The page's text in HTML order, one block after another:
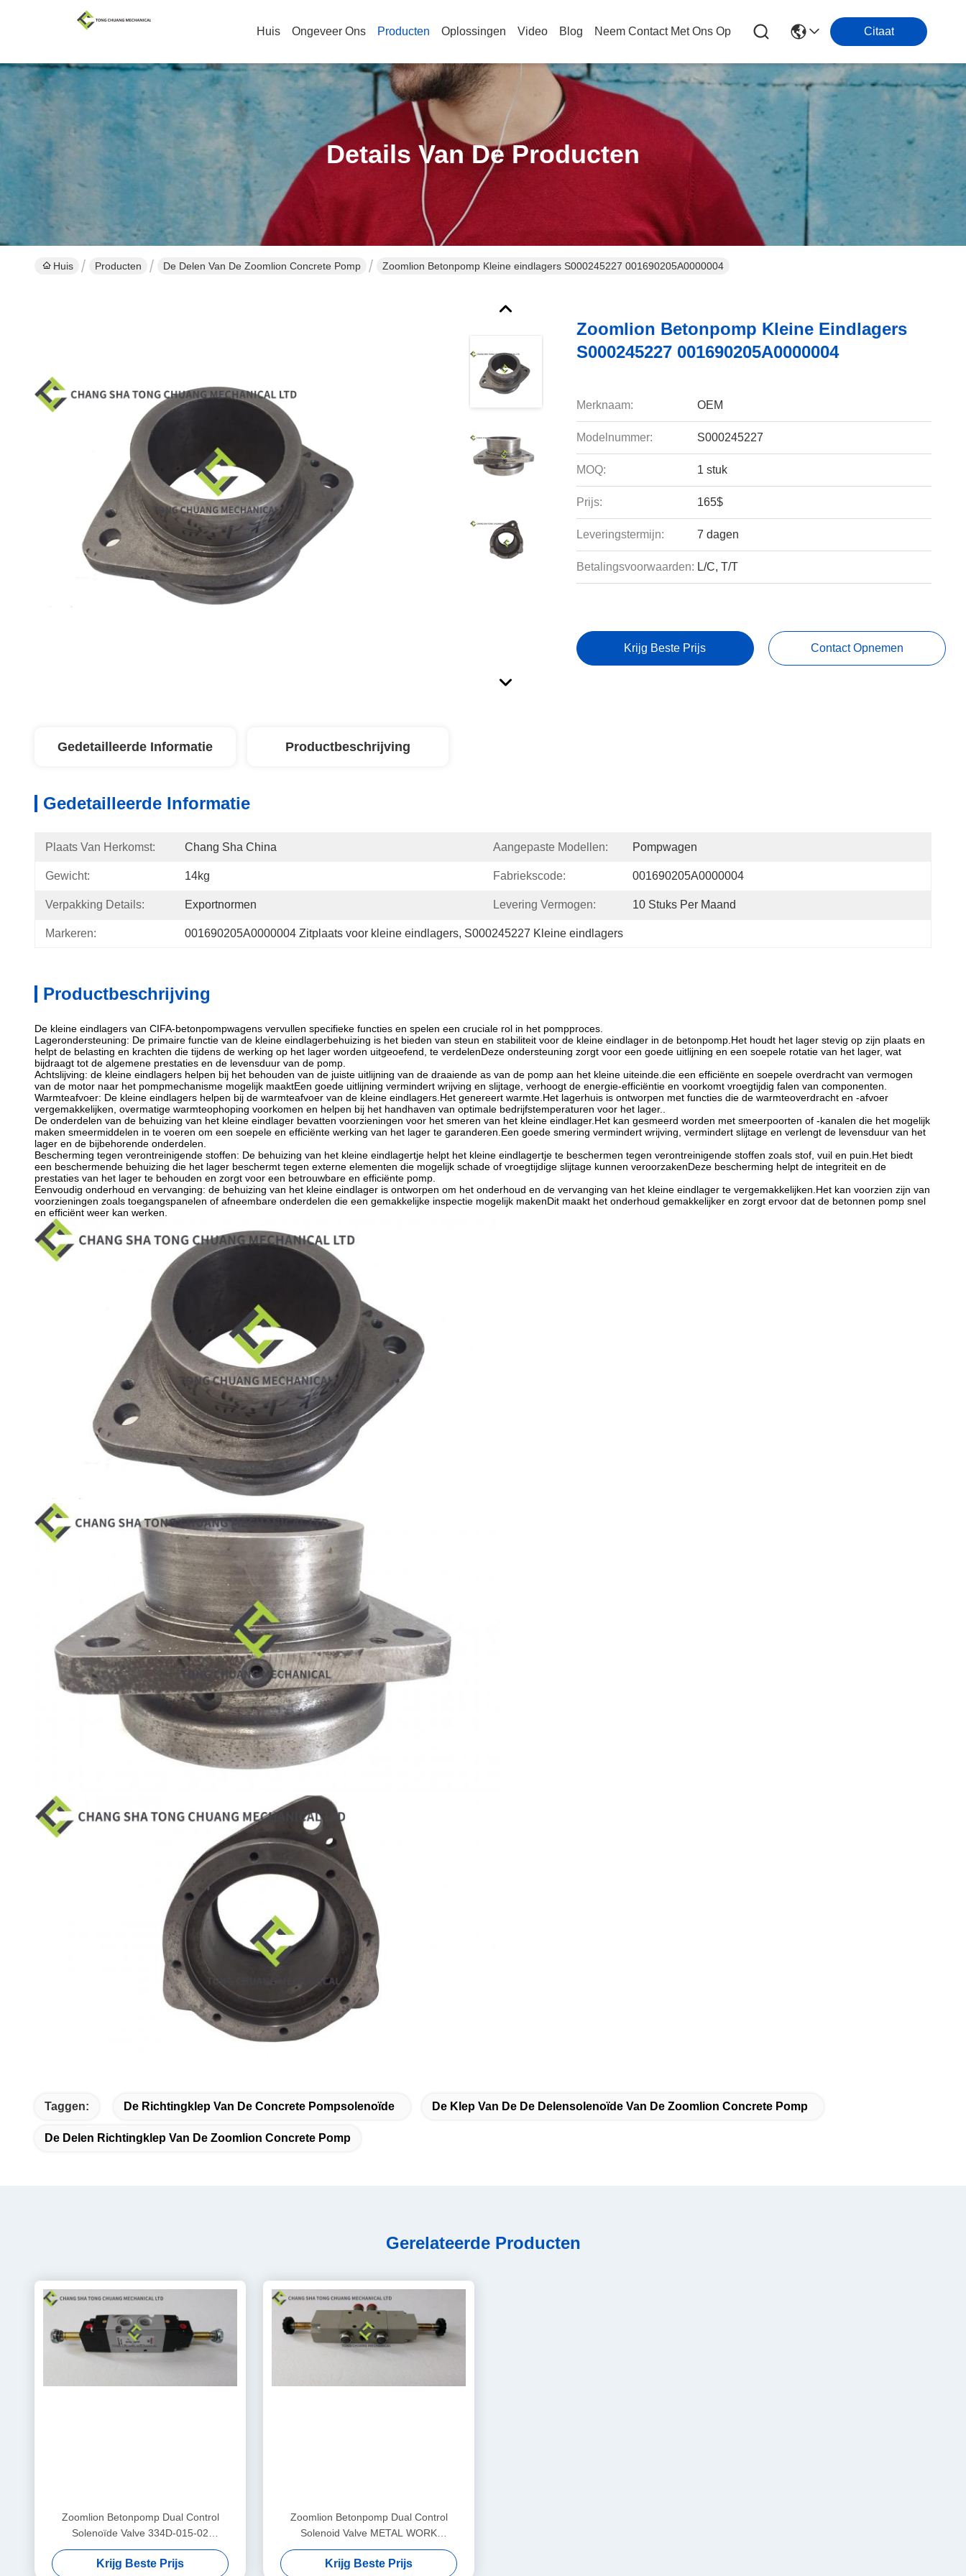
Huis Ongeveer Ons Producten Oplossingen Video Blog Neem Contact Met Ons Op Citaat
Details Van De Producten
Huis Producten De Delen Van De Zoomlion Concrete Pomp Zoomlion Betonpomp Kleine eindlagers S000245227 001690205A0000004
Zoomlion Betonpomp Kleine Eindlagers
S000245227 001690205A0000004
Merknaam: OEM
Modelnummer: S000245227
MOQ: 1 stuk
Prijs: 165$
Leveringstermijn: 7 dagen
Betalingsvoorwaarden: L/C, T/T
Krijg Beste Prijs Contact Opnemen
Gedetailleerde Informatie Productbeschrijving
Gedetailleerde Informatie
Plaats Van Herkomst: Chang Sha China Aangepaste Modellen: Pompwagen
Gewicht: 14kg Fabriekscode: 001690205A0000004
Verpakking Details: Exportnormen Levering Vermogen: 10 Stuks Per Maand
Markeren: 001690205A0000004 Zitplaats voor kleine eindlagers, S000245227 Kleine eindlagers
Productbeschrijving
De kleine eindlagers van CIFA-betonpompwagens vervullen specifieke functies en spelen een cruciale rol in het pompproces.
Lagerondersteuning: De primaire functie van de kleine eindlagerbehuizing is het bieden van steun en stabiliteit voor de kleine eindlager in de betonpomp.Het houdt het lager stevig op zijn plaats en
helpt de belasting en krachten die tijdens de werking op het lager worden uitgeoefend, te verdelenDeze ondersteuning zorgt voor een goede uitlijning en een soepele rotatie van het lager, wat
bijdraagt tot de algemene prestaties en de levensduur van de pomp.
Achtslijving: de kleine eindlagers helpen bij het behouden van de juiste uitlijning van de draaiende as van de pomp aan het kleine uiteinde.die een efficiënte en soepele overdracht van vermogen
van de motor naar het pompmechanisme mogelijk maaktEen goede uitlijning vermindert wrijving en slijtage, verhoogt de energie-efficiëntie en voorkomt vroegtijdig falen van componenten.
Warmteafvoer: De kleine eindlagers helpen bij de warmteafvoer van de kleine eindlagers.Het genereert warmte.Het lagerhuis is ontworpen met functies die de warmteoverdracht en -afvoer
vergemakkelijken, overmatige warmteophoping voorkomen en helpen bij het handhaven van optimale bedrijfstemperaturen voor het lager..
De onderdelen van de behuizing van het kleine eindlager bevatten voorzieningen voor het smeren van het kleine eindlager.Het kan gesmeerd worden met smeerpoorten of -kanalen die het mogelijk
maken smeermiddelen in te voeren om een soepele en efficiënte werking van het lager te garanderen.Een goede smering vermindert wrijving, vermindert slijtage en verlengt de levensduur van het
lager en de bijbehorende onderdelen.
Bescherming tegen verontreinigende stoffen: De behuizing van het kleine eindlagertje helpt het kleine eindlagertje te beschermen tegen verontreinigende stoffen zoals stof, vuil en puin.Het biedt
een beschermende behuizing die het lager beschermt tegen externe elementen die mogelijk schade of vroegtijdige slijtage kunnen veroorzakenDeze bescherming helpt de integriteit en de
prestaties van het lager te behouden en zorgt voor een betrouwbare en efficiënte pomp.
Eenvoudig onderhoud en vervanging: de behuizing van het kleine eindlager is ontworpen om het onderhoud en de vervanging van het kleine eindlager te vergemakkelijken.Het kan voorzien zijn van
voorzieningen zoals toegangspanelen of afneembare onderdelen die een gemakkelijke inspectie mogelijk makenDit maakt het onderhoud gemakkelijker en zorgt ervoor dat de betonnen pomp snel
en efficiënt weer kan werken.
Taggen: De Richtingklep Van De Concrete Pompsolenoïde De Klep Van De De Delensolenoïde Van De Zoomlion Concrete Pomp
De Delen Richtingklep Van De Zoomlion Concrete Pomp
Gerelateerde Producten
Zoomlion Betonpomp Dual Control
Solenoïde Valve 334D-015-02
1010302328
Krijg Beste Prijs
Zoomlion Betonpomp Dual Control
Solenoid Valve METAL WORK
1070500150
Krijg Beste Prijs